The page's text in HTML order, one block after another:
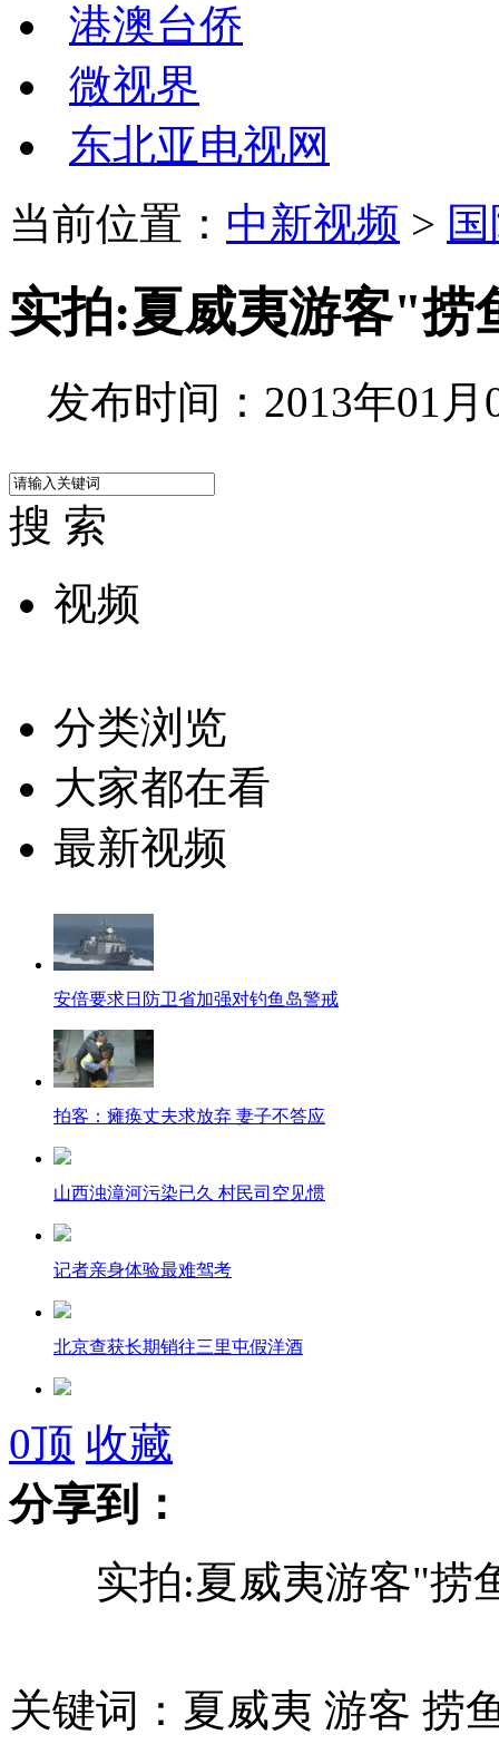
港澳台侨
微视界
东北亚电视网
当前位置： 中新视频 >
实拍:夏威夷游客"捞
发布时间：2013年01月
搜 索
视频
分类浏览
大家都在看
最新视频
安倍要求日防卫省加强对钓鱼岛警戒
拍客：瘫痪丈夫求放弃 妻子不答应
山西浊漳河污染已久 村民司空见惯
记者亲身体验最难驾考
北京查获长期销往三里屯假洋酒
男子公交坐过站竟跳窗而出
河南光山县4小学生溺水身亡
日本自卫队举行新年"警戒监视"训练
0顶 收藏
分享到：
实拍:夏威夷游客"捞
关键词：夏威夷 游客 捞